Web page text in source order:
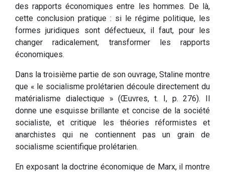
des rapports économiques entre les hommes. De là,
cette conclusion pratique : si le régime politique, les
formes juridiques sont défectueux, il faut, pour les
changer radicalement, transformer les rapports
économiques.
Dans la troisième partie de son ouvrage, Staline montre
que « le socialisme prolétarien découle directement du
matérialisme dialectique » (Œuvres, t. I, p. 276). Il
donne une esquisse brillante et concise de la société
socialiste, et critique les théories réformistes et
anarchistes qui ne contiennent pas un grain de
socialisme scientifique prolétarien.
En exposant la doctrine économique de Marx, il montre